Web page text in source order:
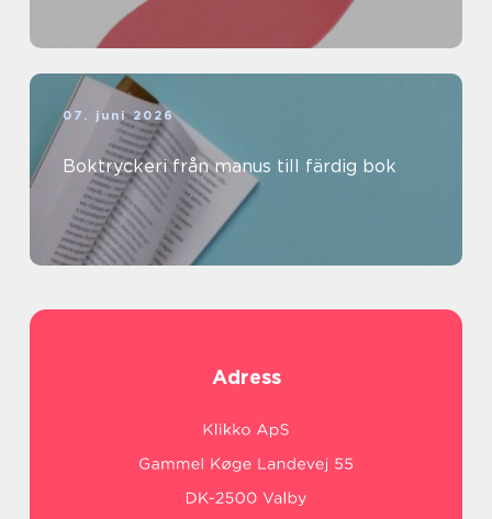
07. juni 2026
Boktryckeri från manus till färdig bok
Adress